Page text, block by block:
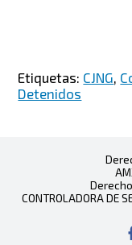
Etiquetas: CJNG,
Detenidos
CONTROLADORA DE